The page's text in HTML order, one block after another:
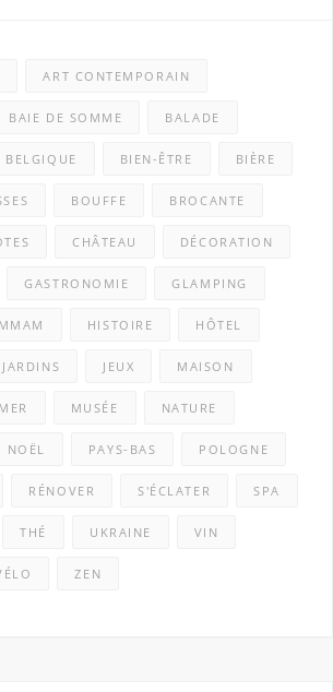
ART CONTEMPORAIN
BAIE DE SOMME BALADE
BELGIQUE BIEN-ÊTRE BIÈRE
BOUFFE BROCANTE
CHÂTEAU DÉCORATION
GASTRONOMIE GLAMPING
HISTOIRE HÔTEL
JARDINS JEUX MAISON
MER MUSÉE NATURE
NOËL PAYS-BAS POLOGNE
RÉNOVER S'ÉCLATER SPA
THÉ UKRAINE VIN
ZEN